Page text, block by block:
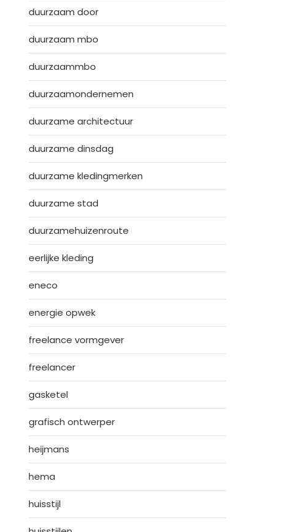
duurzaam door
duurzaam mbo
duurzaammbo
duurzaamondernemen
duurzame architectuur
duurzame dinsdag
duurzame kledingmerken
duurzame stad
duurzamehuizenroute
eerlijke kleding
eneco
energie opwek
freelance vormgever
freelancer
gasketel
grafisch ontwerper
heijmans
hema
huisstijl